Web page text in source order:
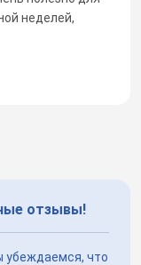
неделей,
отзывы!
убеждаемся, что